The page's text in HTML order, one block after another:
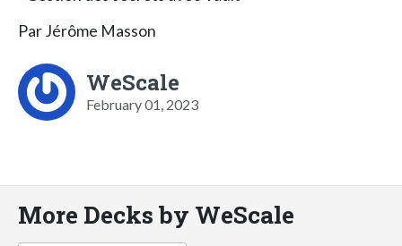
Par Jérôme Masson
WeScale
February 01, 2023
More Decks by WeScale